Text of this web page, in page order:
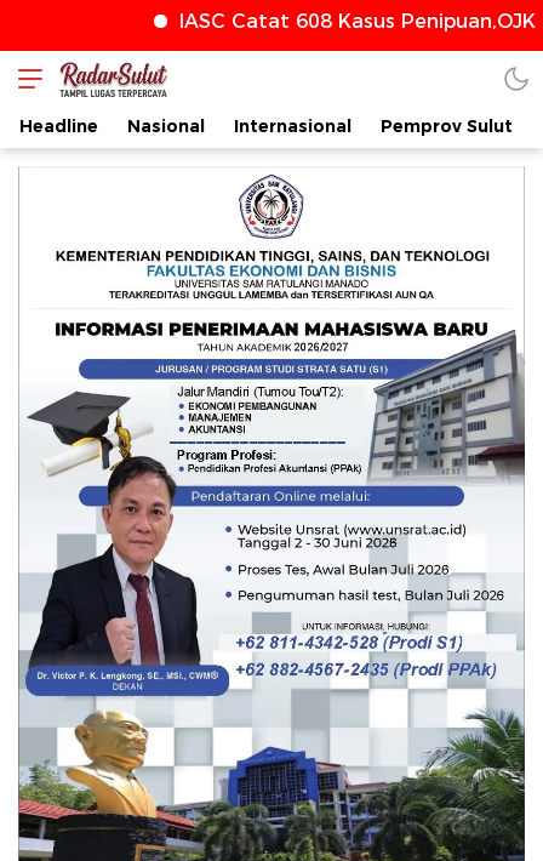
IASC Catat 608 Kasus Penipuan,OJK
radarsulut.com
Headline Nasional Internasional Pemprov Sulut